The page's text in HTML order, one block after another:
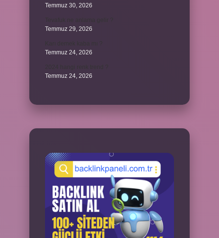
Temmuz 30, 2026
Temmuz 29, 2026
Temmuz 24, 2026
Temmuz 24, 2026